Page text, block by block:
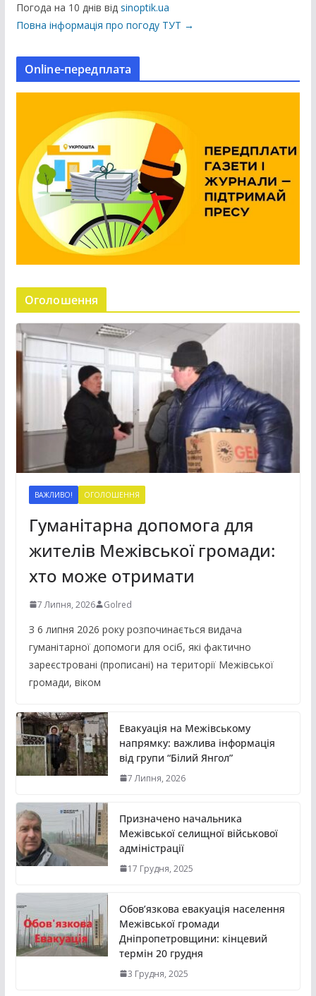
Погода на 10 днів від sinoptik.ua
Повна інформація про погоду ТУТ →
Online-передплата
Оголошення
ВАЖЛИВО! ОГОЛОШЕННЯ
Гуманітарна допомога для
жителів Межівської громади:
хто може отримати
7 Липня, 2026 Golred
З 6 липня 2026 року розпочинається видача
гуманітарної допомоги для осіб, які фактично
зареєстровані (прописані) на території Межівської
громади, віком
Евакуація на Межівському
напрямку: важлива інформація
від групи “Білий Янгол”
7 Липня, 2026
Призначено начальника
Межівської селищної військової
адміністрації
17 Грудня, 2025
Обов’язкова евакуація населення
Межівської громади
Дніпропетровщини: кінцевий
термін 20 грудня
3 Грудня, 2025